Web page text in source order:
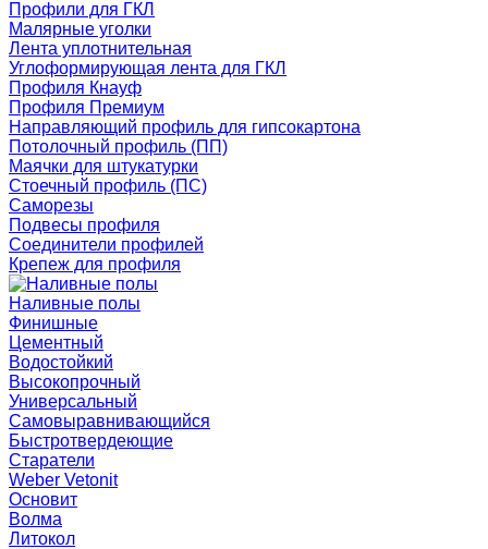
Профили для ГКЛ
Малярные уголки
Лента уплотнительная
Углоформирующая лента для ГКЛ
Профиля Кнауф
Профиля Премиум
Направляющий профиль для гипсокартона
Потолочный профиль (ПП)
Маячки для штукатурки
Стоечный профиль (ПС)
Саморезы
Подвесы профиля
Соединители профилей
Крепеж для профиля
Наливные полы
Финишные
Цементный
Водостойкий
Высокопрочный
Универсальный
Самовыравнивающийся
Быстротвердеющие
Старатели
Weber Vetonit
Основит
Волма
Литокол